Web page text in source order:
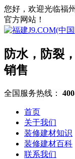
您好，欢迎光临福
官方网站！
防水，防裂
销售
全国服务热线：
首页
关于我们
装修建材知识
装修建材百科
联系我们